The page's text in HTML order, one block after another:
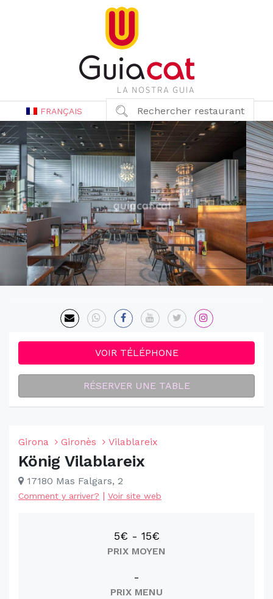
FRANÇAIS Rechercher restaurant
VOIR TÉLÉPHONE
RÉSERVER UNE TABLE
Girona Gironès Vilablareix
König Vilablareix
17180 Mas Falgars, 2
Comment y arriver? | Voir site web
5€ - 15€
PRIX MOYEN
-
PRIX MENU